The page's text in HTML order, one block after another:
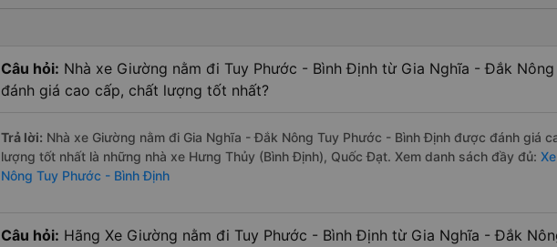
Câu hỏi: Nhà xe Giường nằm đi Tuy Phước - Bình Định từ Gia Nghĩa - Đắk
đánh giá cao cấp, chất lượng tốt nhất?
Trả lời: Nhà xe Giường nằm đi Gia Nghĩa - Đắk Nông Tuy Phước - Bình Định được đánh giá
lượng tốt nhất là những nhà xe Hưng Thủy (Bình Định), Quốc Đạt. Xem danh sách đầy đủ:
Nông Tuy Phước - Bình Định
Câu hỏi: Hãng Xe Giường nằm đi Tuy Phước - Bình Định từ Gia Nghĩa - Đắk